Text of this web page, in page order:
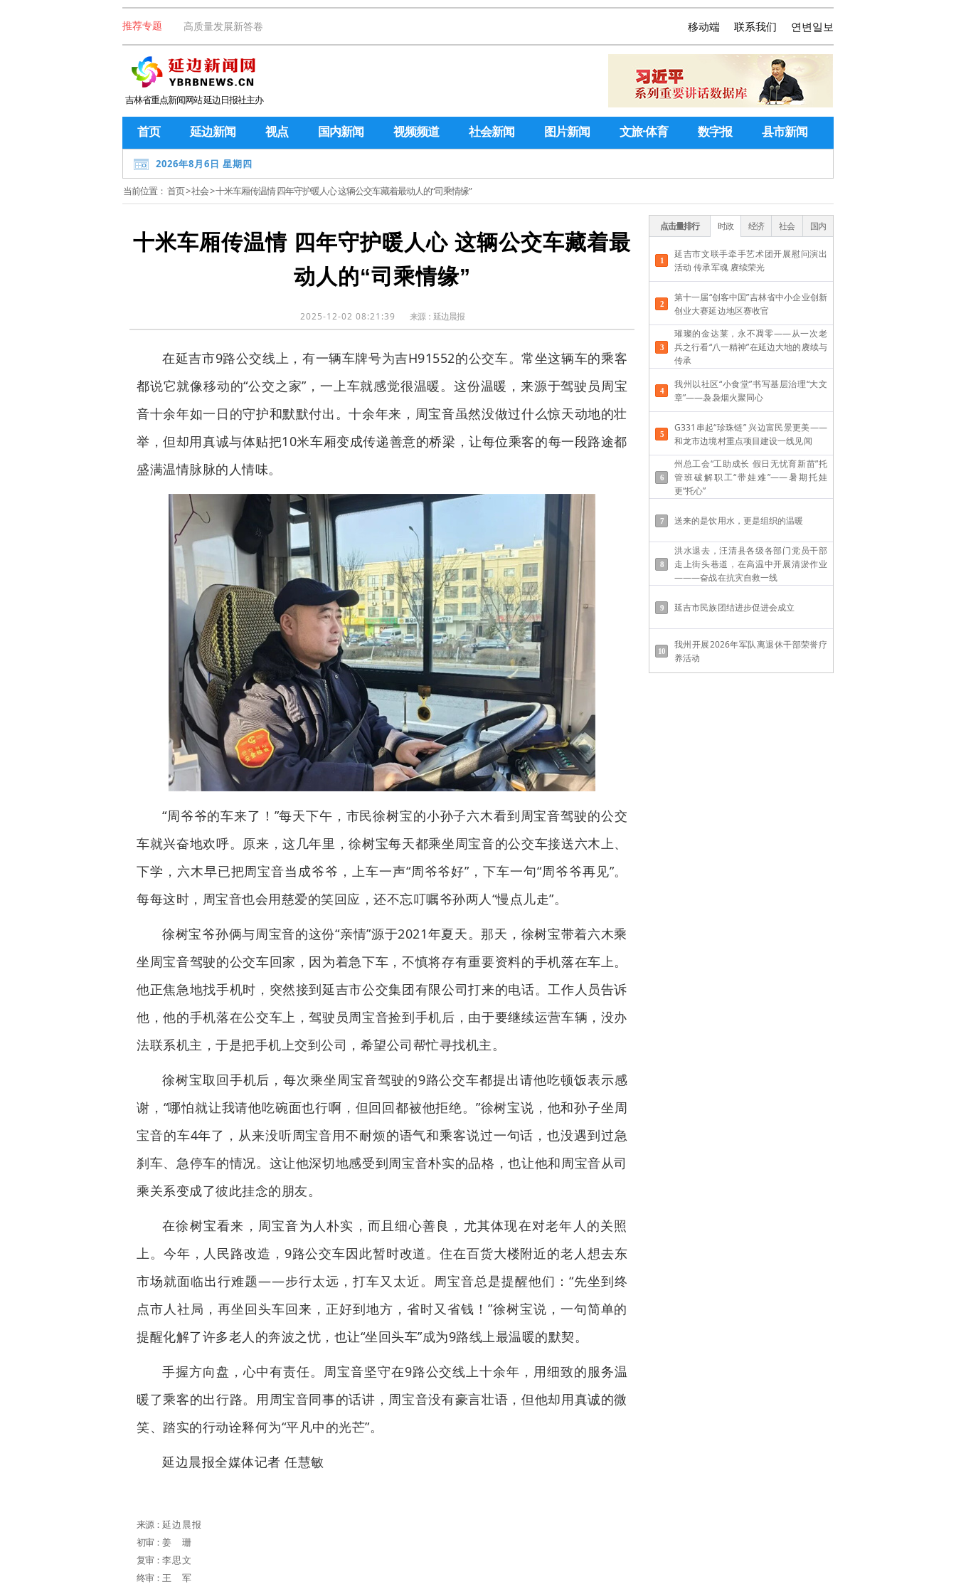
推荐专题 高质量发展新答卷 연변일보
联系我们
移动端
吉林省重点新闻网站 延边日报社主办
首页 延边新闻 视点 国内新闻 视频频道 社会新闻 图片新闻 文旅·体育 数字报 县市新闻
2026年8月6日 星期四
当前位置： 首页>社会> 十米车厢传温情 四年守护暖人心 这辆公交车藏着最动人的“司乘情缘”
十米车厢传温情 四年守护暖人心 这辆公交车藏着最
动人的“司乘情缘”
2025-12-02 08:21:39 来源： 延边晨报
在延吉市9路公交线上，有一辆车牌号为吉H91552的公交车。常坐这辆车的乘客
都说它就像移动的“公交之家”，一上车就感觉很温暖。这份温暖，来源于驾驶员周宝
音十余年如一日的守护和默默付出。十余年来，周宝音虽然没做过什么惊天动地的壮
举，但却用真诚与体贴把10米车厢变成传递善意的桥梁，让每位乘客的每一段路途都
盛满温情脉脉的人情味。
“周爷爷的车来了！”每天下午，市民徐树宝的小孙子六木看到周宝音驾驶的公交
车就兴奋地欢呼。原来，这几年里，徐树宝每天都乘坐周宝音的公交车接送六木上、
下学，六木早已把周宝音当成爷爷，上车一声“周爷爷好”，下车一句“周爷爷再见”。
每每这时，周宝音也会用慈爱的笑回应，还不忘叮嘱爷孙两人“慢点儿走”。
徐树宝爷孙俩与周宝音的这份“亲情”源于2021年夏天。那天，徐树宝带着六木乘
坐周宝音驾驶的公交车回家，因为着急下车，不慎将存有重要资料的手机落在车上。
他正焦急地找手机时，突然接到延吉市公交集团有限公司打来的电话。工作人员告诉
他，他的手机落在公交车上，驾驶员周宝音捡到手机后，由于要继续运营车辆，没办
法联系机主，于是把手机上交到公司，希望公司帮忙寻找机主。
徐树宝取回手机后，每次乘坐周宝音驾驶的9路公交车都提出请他吃顿饭表示感
谢，“哪怕就让我请他吃碗面也行啊，但回回都被他拒绝。”徐树宝说，他和孙子坐周
宝音的车4年了，从来没听周宝音用不耐烦的语气和乘客说过一句话，也没遇到过急
刹车、急停车的情况。这让他深切地感受到周宝音朴实的品格，也让他和周宝音从司
乘关系变成了彼此挂念的朋友。
在徐树宝看来，周宝音为人朴实，而且细心善良，尤其体现在对老年人的关照
上。今年，人民路改造，9路公交车因此暂时改道。住在百货大楼附近的老人想去东
市场就面临出行难题——步行太远，打车又太近。周宝音总是提醒他们：“先坐到终
点市人社局，再坐回头车回来，正好到地方，省时又省钱！”徐树宝说，一句简单的
提醒化解了许多老人的奔波之忧，也让“坐回头车”成为9路线上最温暖的默契。
手握方向盘，心中有责任。周宝音坚守在9路公交线上十余年，用细致的服务温
暖了乘客的出行路。用周宝音同事的话讲，周宝音没有豪言壮语，但他却用真诚的微
笑、踏实的行动诠释何为“平凡中的光芒”。
延边晨报全媒体记者 任慧敏
来源： 延边晨报
初审： 姜珊
复审： 李思文
终审： 王军
点击量排行 时政 经济 社会 国内
延吉市文联手牵手艺术团开展慰问演出
活动 传承军魂 赓续荣光
第十一届“创客中国”吉林省中小企业创新
创业大赛延边地区赛收官
璀璨的金达莱，永不凋零——从一次老
兵之行看“八一精神”在延边大地的赓续与
传承
我州以社区“小食堂”书写基层治理“大文
章”——袅袅烟火聚同心
G331串起“珍珠链” 兴边富民景更美——
和龙市边境村重点项目建设一线见闻
州总工会“工助成长 假日无忧育新苗”托
管班破解职工“带娃难”——​暑期托娃
更“托心”
送来的是饮用水，更是组织的温暖
洪水退去，汪清县各级各部门党员干部
走上街头巷道，在高温中开展清淤作业
———奋战在抗灾自救一线
延吉市民族团结进步促进会成立
我州开展2026年军队离退休干部荣誉疗
养活动